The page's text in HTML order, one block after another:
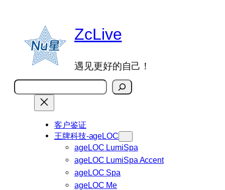
ZcLive
遇见更好的自己！
搜
索
客户鉴证
王牌科技-ageLOC
ageLOC LumiSpa
ageLOC LumiSpa Accent
ageLOC Spa
ageLOC Me